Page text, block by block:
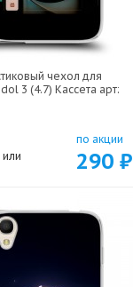
чехол для
3 (4.7) Кассета арт:
или
по акции
290 ₽